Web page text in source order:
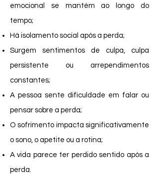
emocional se mantém ao longo do
tempo;
Há isolamento social após a perda;
Surgem sentimentos de culpa, culpa
persistente ou arrependimentos
constantes;
A pessoa sente dificuldade em falar ou
pensar sobre a perda;
O sofrimento impacta significativamente
o sono, o apetite ou a rotina;
A vida parece ter perdido sentido após a
perda.